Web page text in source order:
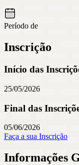
Período de
Inscrição
Início das
25/05/2026
Final das
05/06/2026
Faça a sua Inscrição
Informações